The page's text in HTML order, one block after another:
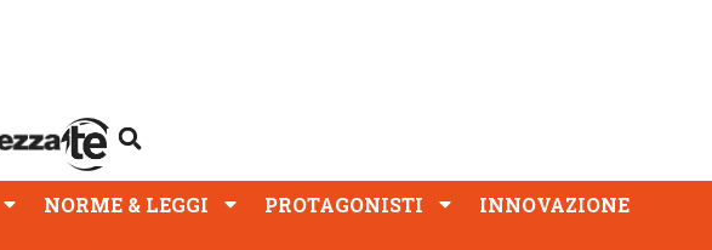
NORME & LEGGI PROTAGONISTI
INNOVAZIONE